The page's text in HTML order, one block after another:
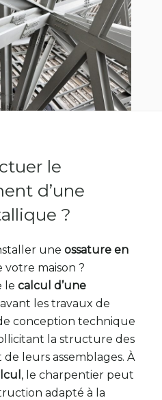
le
d’une
?
une ossature en
votre maison ?
le calcul d’une
avant les travaux de
conception technique
la structure des
leurs assemblages. À
, le charpentier peut
adapté à la